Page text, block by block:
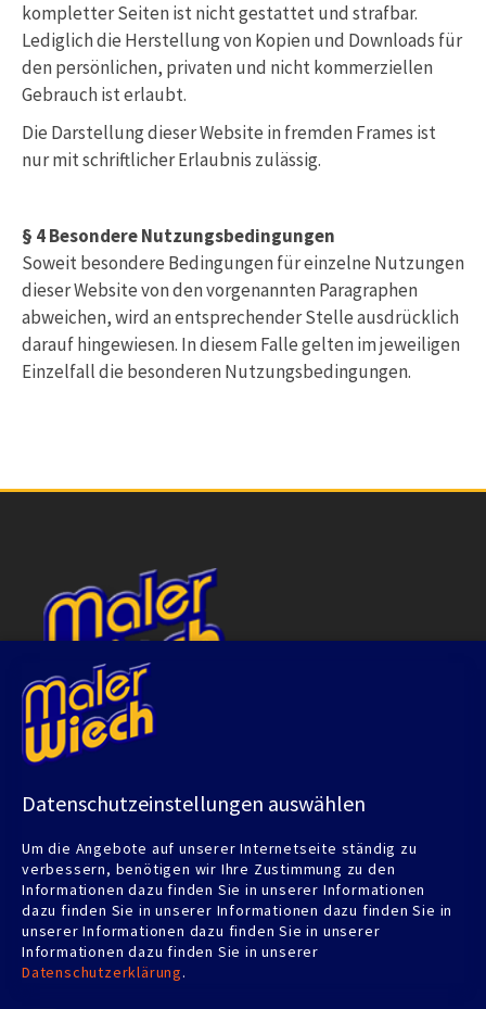
kompletter Seiten ist nicht gestattet und strafbar.
Lediglich die Herstellung von Kopien und Downloads für
den persönlichen, privaten und nicht kommerziellen
Gebrauch ist erlaubt.
Die Darstellung dieser Website in fremden Frames ist
nur mit schriftlicher Erlaubnis zulässig.
§ 4 Besondere Nutzungsbedingungen
Soweit besondere Bedingungen für einzelne Nutzungen
dieser Website von den vorgenannten Paragraphen
abweichen, wird an entsprechender Stelle ausdrücklich
darauf hingewiesen. In diesem Falle gelten im jeweiligen
Einzelfall die besonderen Nutzungsbedingungen.
Albstraße 75
72116 Mössingen
Telefon:07473 5961
Telefax: 07473 924709
udowiech@gmail.com
Datenschutzeinstellungen auswählen
Um die Angebote auf unserer Internetseite ständig zu
verbessern, benötigen wir Ihre Zustimmung zu den
Informationen dazu finden Sie in unserer Informationen
dazu finden Sie in unserer Informationen dazu finden Sie in
unserer Informationen dazu finden Sie in unserer
Informationen dazu finden Sie in unserer
Datenschutzerklärung.